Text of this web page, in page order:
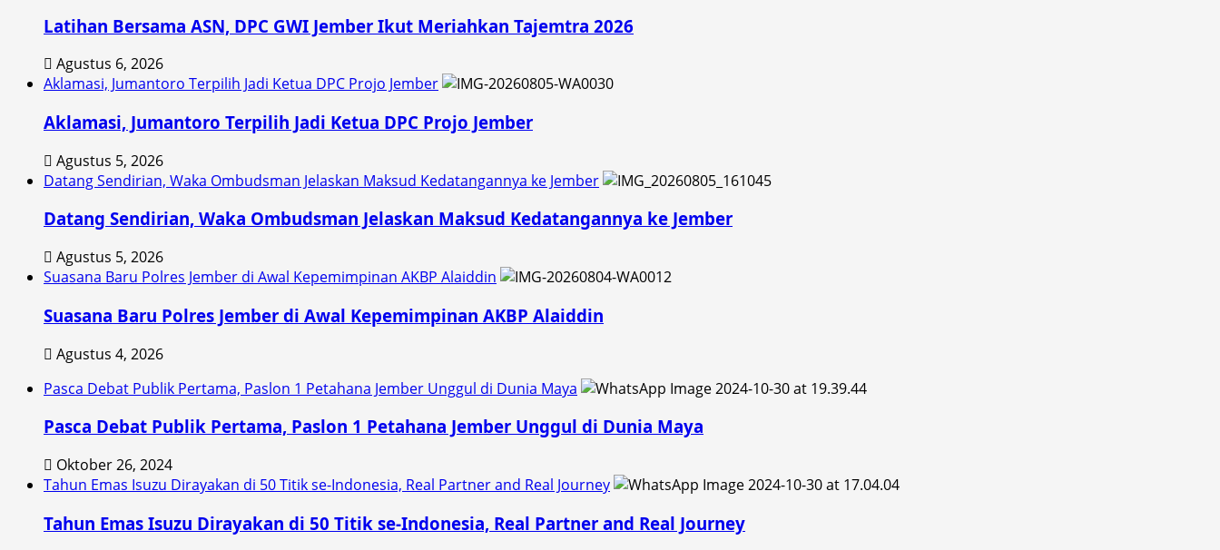
Latihan Bersama ASN, DPC GWI Jember Ikut Meriahkan Tajemtra 2026
Agustus 6, 2026
Aklamasi, Jumantoro Terpilih Jadi Ketua DPC Projo Jember
Aklamasi, Jumantoro Terpilih Jadi Ketua DPC Projo Jember
Agustus 5, 2026
Datang Sendirian, Waka Ombudsman Jelaskan Maksud Kedatangannya ke Jember
Datang Sendirian, Waka Ombudsman Jelaskan Maksud Kedatangannya ke Jember
Agustus 5, 2026
Suasana Baru Polres Jember di Awal Kepemimpinan AKBP Alaiddin
Suasana Baru Polres Jember di Awal Kepemimpinan AKBP Alaiddin
Agustus 4, 2026
Pasca Debat Publik Pertama, Paslon 1 Petahana Jember Unggul di Dunia Maya
Pasca Debat Publik Pertama, Paslon 1 Petahana Jember Unggul di Dunia Maya
Oktober 26, 2024
Tahun Emas Isuzu Dirayakan di 50 Titik se-Indonesia, Real Partner and Real Journey
Tahun Emas Isuzu Dirayakan di 50 Titik se-Indonesia, Real Partner and Real Journey